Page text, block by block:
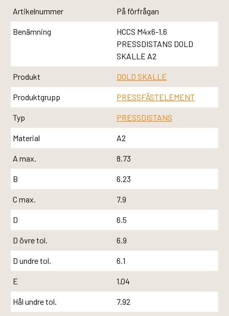
Artikelnummer På förfrågan
Benämning
HCCS M4x6-1.6
PRESSDISTANS DOLD
SKALLE A2
Produkt DOLD SKALLE
Produktgrupp PRESSFÄSTELEMENT
Typ PRESSDISTANS
Material A2
A max. 8.73
B 6.23
C max. 7.9
D 6.5
D övre tol. 6.9
D undre tol. 6.1
E 1.04
Hål undre tol. 7.92